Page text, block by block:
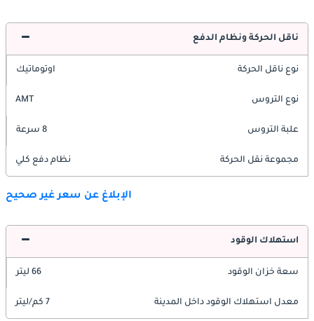
ناقل الحركة ونظام الدفع
نوع ناقل الحركة اوتوماتيك
نوع التروس AMT
علبة التروس 8 سرعة
مجموعة نقل الحركة نظام دفع كلي
الإبلاغ عن سعر غير صحيح
استهلاك الوقود
سعة خزان الوقود 66 ليتر
معدل استهلاك الوقود داخل المدينة 7 كم/ليتر